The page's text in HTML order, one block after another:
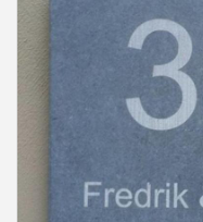
Pictogrammen